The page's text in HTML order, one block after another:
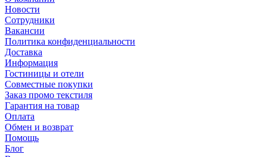
Новости
Сотрудники
Вакансии
Политика конфиденциальности
Доставка
Информация
Гостиницы и отели
Совместные покупки
Заказ промо текстиля
Гарантия на товар
Оплата
Обмен и возврат
Помощь
Блог